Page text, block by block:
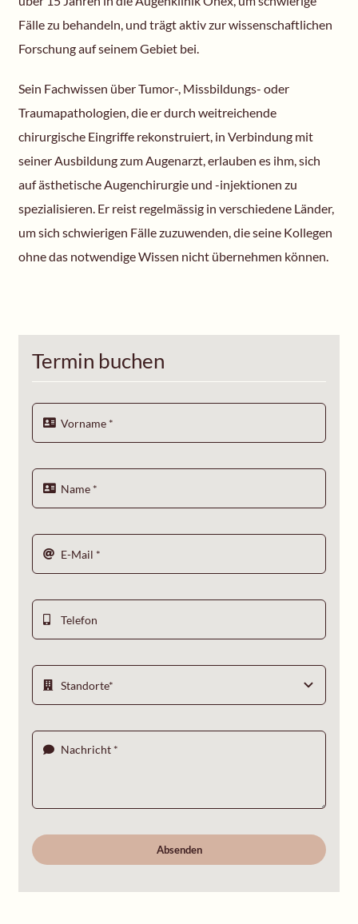
Fälle zu behandeln, und trägt aktiv zur wissenschaftlichen
Forschung auf seinem Gebiet bei.
Sein Fachwissen über Tumor-, Missbildungs- oder
Traumapathologien, die er durch weitreichende
chirurgische Eingriffe rekonstruiert, in Verbindung mit
seiner Ausbildung zum Augenarzt, erlauben es ihm, sich
auf ästhetische Augenchirurgie und -injektionen zu
spezialisieren. Er reist regelmässig in verschiedene Länder,
um sich schwierigen Fälle zuzuwenden, die seine Kollegen
ohne das notwendige Wissen nicht übernehmen können.
Termin buchen
Absenden